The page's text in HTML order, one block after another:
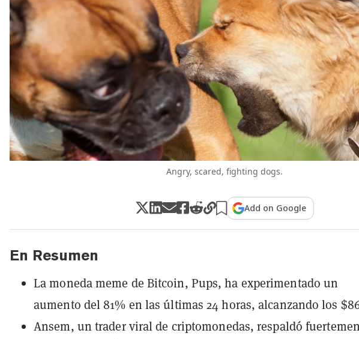
Angry, scared, fighting dogs.
Add on Google
En Resumen
La moneda meme de Bitcoin, Pups, ha experimentado un
aumento del 81% en las últimas 24 horas, alcanzando los
Ansem, un trader viral de criptomonedas, respaldó